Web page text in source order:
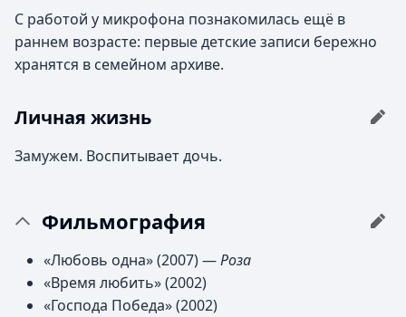
С работой у микрофона познакомилась ещё в
раннем возрасте: первые детские записи бережно
хранятся в семейном архиве.
Личная жизнь
Замужем. Воспитывает дочь.
Фильмография
«Любовь одна» (2007) —Роза
«Время любить» (2002)
«Господа Победа» (2002)